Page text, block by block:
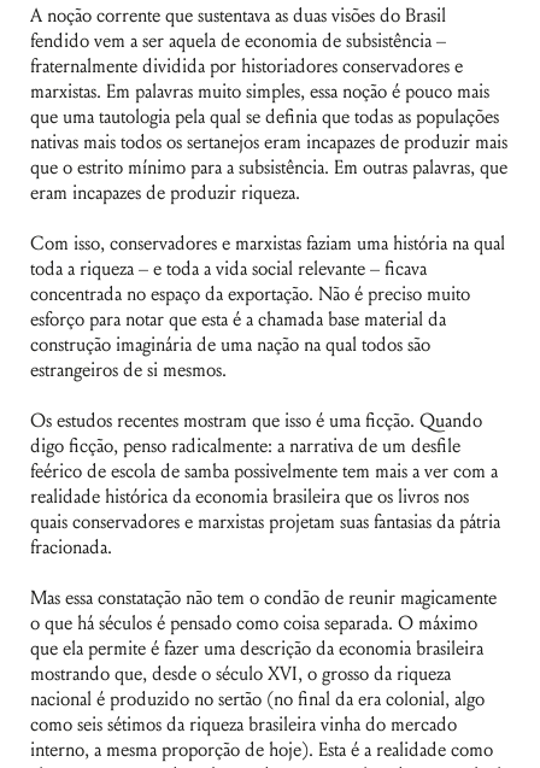
A noção corrente que sustentava as duas visões do Brasil
fendido vem a ser aquela de economia de subsistência –
fraternalmente dividida por historiadores conservadores e
marxistas. Em palavras muito simples, essa noção é pouco mais
que uma tautologia pela qual se definia que todas as populações
nativas mais todos os sertanejos eram incapazes de produzir mais
que o estrito mínimo para a subsistência. Em outras palavras, que
eram incapazes de produzir riqueza.
Com isso, conservadores e marxistas faziam uma história na qual
toda a riqueza – e toda a vida social relevante – ficava
concentrada no espaço da exportação. Não é preciso muito
esforço para notar que esta é a chamada base material da
construção imaginária de uma nação na qual todos são
estrangeiros de si mesmos.
Os estudos recentes mostram que isso é uma ficção. Quando
digo ficção, penso radicalmente: a narrativa de um desfile
feérico de escola de samba possivelmente tem mais a ver com a
realidade histórica da economia brasileira que os livros nos
quais conservadores e marxistas projetam suas fantasias da pátria
fracionada.
Mas essa constatação não tem o condão de reunir magicamente
o que há séculos é pensado como coisa separada. O máximo
que ela permite é fazer uma descrição da economia brasileira
mostrando que, desde o século XVI, o grosso da riqueza
nacional é produzido no sertão (no final da era colonial, algo
como seis sétimos da riqueza brasileira vinha do mercado
interno, a mesma proporção de hoje). Esta é a realidade como